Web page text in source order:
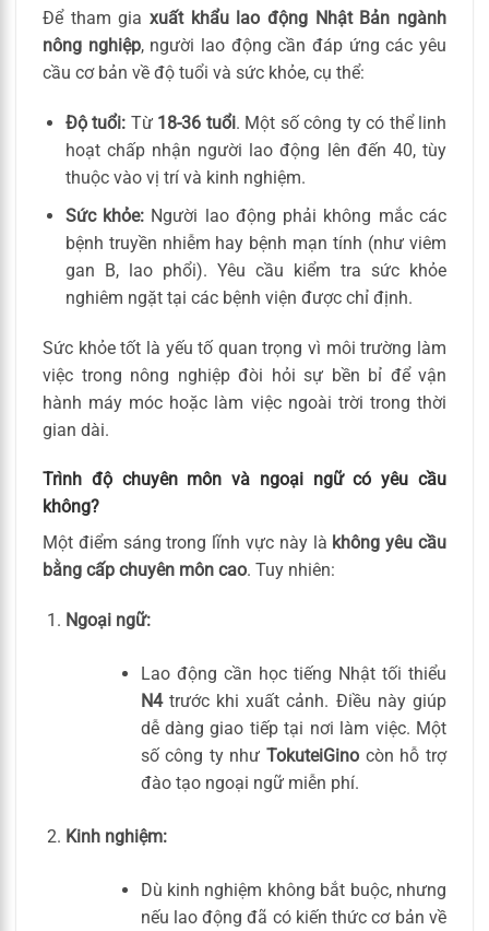
Để tham gia xuất khẩu lao động Nhật Bản ngành
nông nghiệp, người lao động cần đáp ứng các yêu
cầu cơ bản về độ tuổi và sức khỏe, cụ thể:
Độ tuổi: Từ 18-36 tuổi. Một số công ty có thể linh
hoạt chấp nhận người lao động lên đến 40, tùy
thuộc vào vị trí và kinh nghiệm.
Sức khỏe: Người lao động phải không mắc các
bệnh truyền nhiễm hay bệnh mạn tính (như viêm
gan B, lao phổi). Yêu cầu kiểm tra sức khỏe
nghiêm ngặt tại các bệnh viện được chỉ định.
Sức khỏe tốt là yếu tố quan trọng vì môi trường làm
việc trong nông nghiệp đòi hỏi sự bền bỉ để vận
hành máy móc hoặc làm việc ngoài trời trong thời
gian dài.
Trình độ chuyên môn và ngoại ngữ có yêu cầu
không?
Một điểm sáng trong lĩnh vực này là không yêu cầu
bằng cấp chuyên môn cao. Tuy nhiên:
Ngoại ngữ:
Lao động cần học tiếng Nhật tối thiểu
N4trước khi xuất cảnh. Điều này giúp
dễ dàng giao tiếp tại nơi làm việc. Một
số công ty nhưTokuteiGino còn hỗ trợ
đào tạo ngoại ngữ miễn phí.
Kinh nghiệm:
Dù kinh nghiệm không bắt buộc, nhưng
nếu lao động đã có kiến thức cơ bản về